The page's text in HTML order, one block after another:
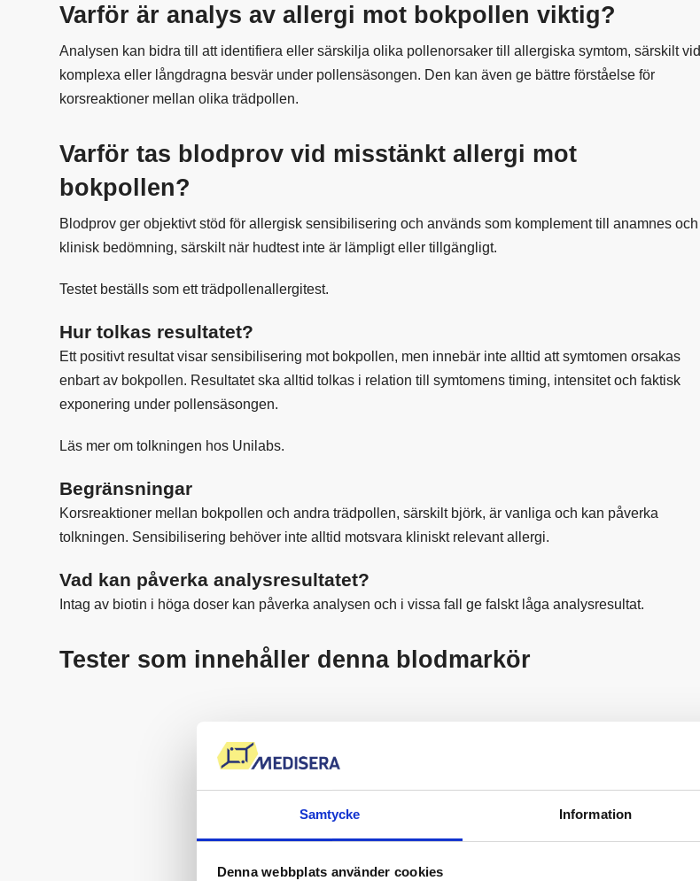
Samtycke Information
Denna webbplats använder cookies
Varför är analys av allergi mot bokpollen viktig?
Analysen kan bidra till att identifiera eller särskilja olika pollenorsaker till allergiska symtom, särskilt vid
komplexa eller långdragna besvär under pollensäsongen. Den kan även ge bättre förståelse för
korsreaktioner mellan olika trädpollen.
Varför tas blodprov vid misstänkt allergi mot
bokpollen?
Blodprov ger objektivt stöd för allergisk sensibilisering och används som komplement till anamnes och
klinisk bedömning, särskilt när hudtest inte är lämpligt eller tillgängligt.
Testet beställs som ettträdpollenallergitest.
Hur tolkas resultatet?
Ett positivt resultat visar sensibilisering mot bokpollen, men innebär inte alltid att symtomen orsakas
enbart av bokpollen. Resultatet ska alltid tolkas i relation till symtomens timing, intensitet och faktisk
exponering under pollensäsongen.
Läs mer om tolkningen hos Unilabs.
Begränsningar
Korsreaktioner mellan bokpollen och andra trädpollen, särskilt björk, är vanliga och kan påverka
tolkningen. Sensibilisering behöver inte alltid motsvara kliniskt relevant allergi.
Vad kan påverka analysresultatet?
Intag av biotin i höga doser kan påverka analysen och i vissa fall ge falskt låga analysresultat.
Tester som innehåller denna blodmarkör